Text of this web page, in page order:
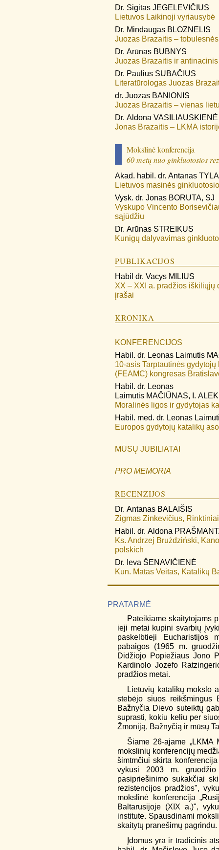
Dr. Sigitas JEGELEVIČIUS
Lietuvos Laikinoji vyriausybė
Dr. Mindaugas BLOZNELIS
Juozas Brazaitis –
Dr. Arūnas BUBNYS
Juozas Brazaitis ir
Dr. Paulius SUBAČIUS
Literatūrologas Juozas
dr. Juozas BANIONIS
Juozas Brazaitis – vienas
Dr. Aldona VASILIAUSKIENĖ
Jonas Brazaitis – LKMA
Mokslinė konferencija
60 metų nuo ginkluotosios
Akad. habil. dr. Antanas TYLA
Lietuvos masinės
Vysk. dr. Jonas BORUTA, SJ
Vyskupo Vincento
sąjūdžiu
Dr. Arūnas STREIKUS
Kunigų dalyvavimas
PUBLIKACIJOS
Habil dr. Vacys MILIUS
XX – XXI a. pradžios
įrašai
KRONIKA
KONFERENCIJOS
Habil. dr. Leonas Laimutis
10-asis Tarptautinės
(FEAMC) kongresas
Habil. dr. Leonas
Laimutis MAČIŪNAS, I.
Moralinės ligos ir gydytojas
Habil. med. dr. Leonas
Europos gydytojų katalikų
MŪSŲ JUBILIATAI
PRO MEMORIA
RECENZIJOS
Dr. Antanas BALAIŠIS
Zigmas Zinkevičius,
Habil. dr. Aldona
Ks. Andrzej Bruździński,
polskich
Dr. Ieva ŠENAVIČIENĖ
Kun. Matas Veitas, Katalikų
PRATARMĖ
Pateikiame skaitytojams
ieji metai kupini svarbių
paskelbtieji Eucharistijos
pabaigos (1965 m.
Didžiojo Popiežiaus Jono
Kardinolo Jozefo
pradžios metai.
Lietuvių katalikų mokslo
stebėjo siuos reikšmingus
Bažnyčia Dievo suteiktų
suprasti, kokiu keliu per
Žmoniją, Bažnyčią ir mūsų
Šiame 26-ajame „LKMA
mokslinių konferencijų
šimtmčiui skirta
vykusi 2003 m.
pasipriešinimo sukakčiai
rezistencijos pradžios",
mokslinė konferencija
Baltarusijoje (XIX a.)",
institute. Spausdinami
skaitytų pranešimų pagrindu.
Įdomus yra ir tradicinis